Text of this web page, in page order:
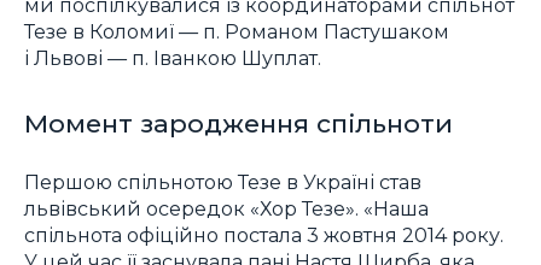
Тезе в Коломиї — п. Романом Пастушаком
і Львові — п. Іванкою Шуплат.
Момент зародження спільноти
Першою спільнотою Тезе в Україні став
львівський осередок «Хор Тезе». «Наша
спільнота офіційно постала 3 жовтня 2014 року.